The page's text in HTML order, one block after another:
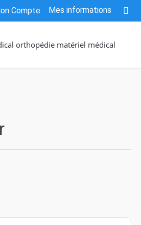
Compte Mes informations